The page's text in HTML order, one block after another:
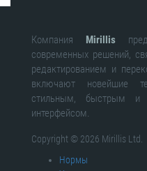
Компания Mirillis
современных решений,
редактированием и
включают новейшие
стильным, быстрым и
интерфейсом.
Copyright © 2026 Mirillis Ltd.
Нормы